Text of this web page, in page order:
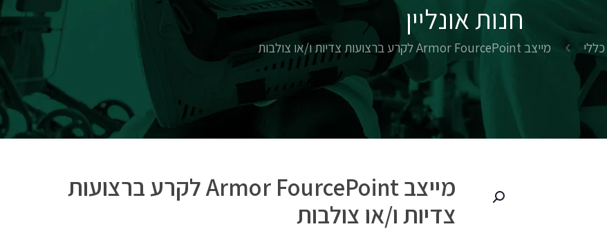
חנות אונליין
כללי מייצב Armor FourcePoint לקרע ברצועות צדיות ו/או צולבות
מייצב Armor FourcePoint לקרע ברצועות
צדיות ו/או צולבות